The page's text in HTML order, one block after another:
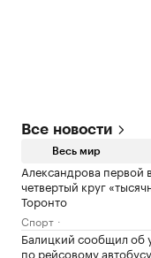
Все новости
Весь мир
Александрова первой
четвертый круг
Торонто
Спорт
Балицкий сообщил об
по рейсовому автобусу